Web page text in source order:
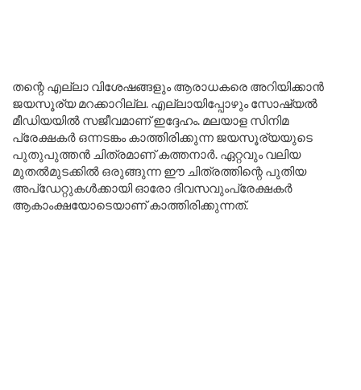
തന്റെ എല്ലാ വിശേഷങ്ങളും ആരാധകരെ അറിയിക്കാൻ
ജയസൂര്യ മറക്കാറില്ല. എല്ലായിപ്പോഴും സോഷ്യൽ
മീഡിയയിൽ സജീവമാണ് ഇദ്ദേഹം. മലയാള സിനിമ
പ്രേക്ഷകർ ഒന്നടങ്കം കാത്തിരിക്കുന്ന ജയസൂര്യയുടെ
പുതുപുത്തൻ ചിത്രമാണ് കത്തനാർ. ഏറ്റവും വലിയ
മുതൽമുടക്കിൽ ഒരുങ്ങുന്ന ഈ ചിത്രത്തിന്റെ പുതിയ
അപ്ഡേറ്റുകൾക്കായി ഓരോ ദിവസവുംപ്രേക്ഷകർ
ആകാംക്ഷയോടെയാണ് കാത്തിരിക്കുന്നത്.